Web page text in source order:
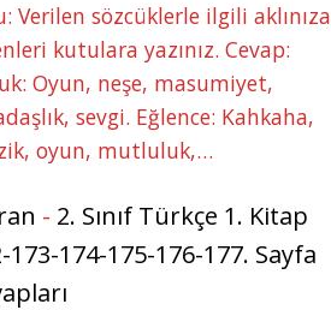
Verilen sözcüklerle ilgili aklınıza
kutulara yazınız. Cevap:
Oyun, neşe, masumiyet,
sevgi. Eğlence: Kahkaha,
oyun, mutluluk,…
- 2. Sınıf Türkçe 1. Kitap
173-174-175-176-177. Sayfa